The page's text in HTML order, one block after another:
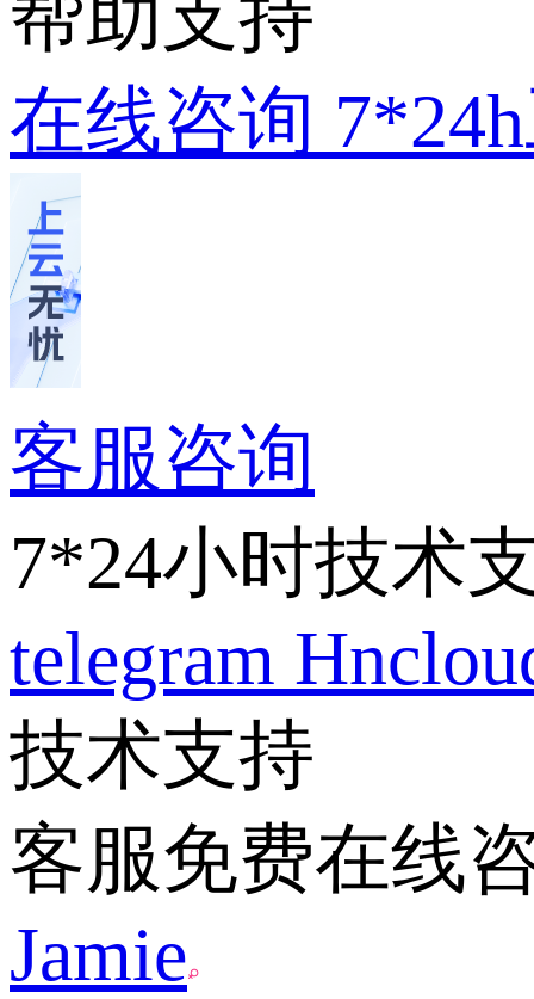
帮助支持
在线咨询
客服咨询
7*24小时技术
telegram
技术支持
客服免费在线
Jamie